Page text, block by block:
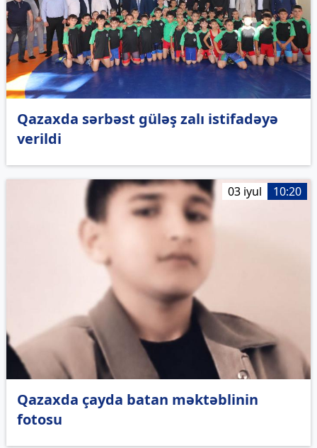
Qazaxda sərbəst güləş zalı istifadəyə
verildi
03 iyul 10:20
Qazaxda çayda batan məktəblinin
fotosu